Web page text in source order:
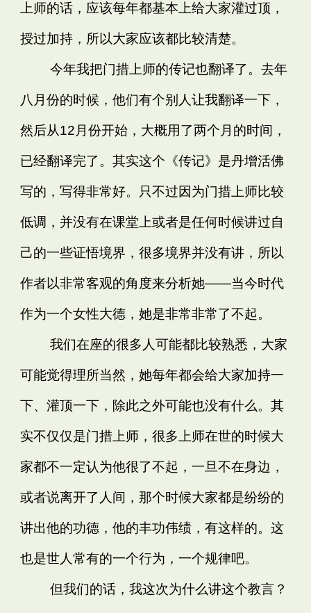
上师的话，应该每年都基本上给大家灌过顶，
授过加持，所以大家应该都比较清楚。
今年我把门措上师的传记也翻译了。去年
八月份的时候，他们有个别人让我翻译一下，
然后从12月份开始，大概用了两个月的时间，
已经翻译完了。其实这个《传记》是丹增活佛
写的，写得非常好。只不过因为门措上师比较
低调，并没有在课堂上或者是任何时候讲过自
己的一些证悟境界，很多境界并没有讲，所以
作者以非常客观的角度来分析她——当今时代
作为一个女性大德，她是非常非常了不起。
我们在座的很多人可能都比较熟悉，大家
可能觉得理所当然，她每年都会给大家加持一
下、灌顶一下，除此之外可能也没有什么。其
实不仅仅是门措上师，很多上师在世的时候大
家都不一定认为他很了不起，一旦不在身边，
或者说离开了人间，那个时候大家都是纷纷的
讲出他的功德，他的丰功伟绩，有这样的。这
也是世人常有的一个行为，一个规律吧。
但我们的话，我这次为什么讲这个教言？